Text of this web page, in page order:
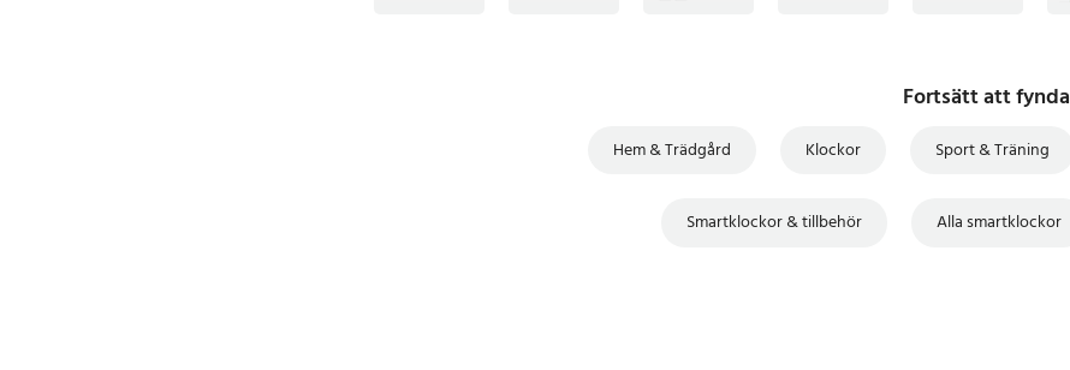
Fortsätt att fynda
Hem & Trädgård Klockor Sport & Träning
Smartklockor & tillbehör Alla smartklockor